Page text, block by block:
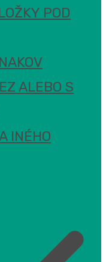
POD
ALEBO S
INÉHO